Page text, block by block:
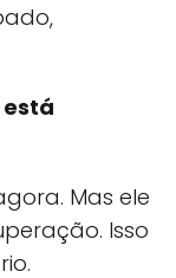
Mas ele
Isso